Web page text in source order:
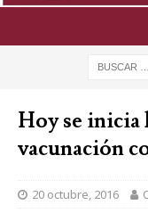
Hoy se inicia
vacunación
20 octubre, 2016